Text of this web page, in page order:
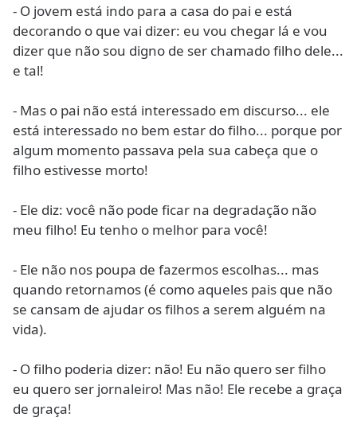
- O jovem está indo para a casa do pai e está
decorando o que vai dizer: eu vou chegar lá e vou
dizer que não sou digno de ser chamado filho dele...
e tal!
- Mas o pai não está interessado em discurso... ele
está interessado no bem estar do filho... porque por
algum momento passava pela sua cabeça que o
filho estivesse morto!
- Ele diz: você não pode ficar na degradação não
meu filho! Eu tenho o melhor para você!
- Ele não nos poupa de fazermos escolhas... mas
quando retornamos (é como aqueles pais que não
se cansam de ajudar os filhos a serem alguém na
vida).
- O filho poderia dizer: não! Eu não quero ser filho
eu quero ser jornaleiro! Mas não! Ele recebe a graça
de graça!